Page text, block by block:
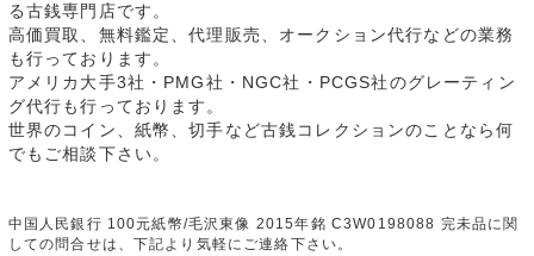
る古銭専門店です。
高価買取、無料鑑定、代理販売、オークション代行などの業務
も行っております。
アメリカ大手3社・PMG社・NGC社・PCGS社のグレーティン
グ代行も行っております。
世界のコイン、紙幣、切手など古銭コレクションのことなら何
でもご相談下さい。
中国人民銀行 100元紙幣/毛沢東像 2015年銘 C3W0198088 完未品に関
しての問合せは、下記より気軽にご連絡下さい。